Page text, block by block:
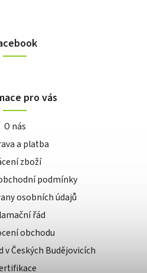
pro vás
O nás
a platba
zboží
podmínky
osobních údajů
řád
obchodu
v Českých Budějovicích